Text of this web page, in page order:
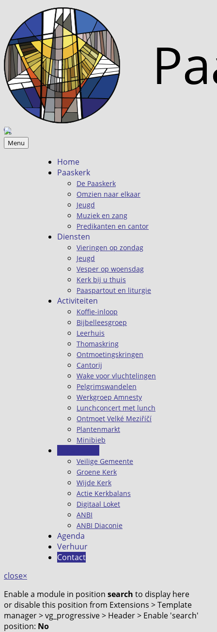
Menu
Home
Paaskerk
De Paaskerk
Omzien naar elkaar
Jeugd
Muziek en zang
Predikanten en cantor
Diensten
Vieringen op zondag
Jeugd
Vesper op woensdag
Kerk bij u thuis
Paaspartout en liturgie
Activiteiten
Koffie-inloop
Bijbelleesgroep
Leerhuis
Thomaskring
Ontmoetingskringen
Cantorij
Wake voor vluchtelingen
Pelgrimswandelen
Werkgroep Amnesty
Lunchconcert met lunch
Ontmoet Velké Meziříčí
Plantenmarkt
Minibieb
Veilige Gemeente
Groene Kerk
Wijde Kerk
Actie Kerkbalans
Digitaal Loket
ANBI
ANBI Diaconie
Agenda
Verhuur
Contact
close×
Enable a module in position search to display here
or disable this position from Extensions > Template
manager > vg_progressive > Header > Enable 'search'
position: No